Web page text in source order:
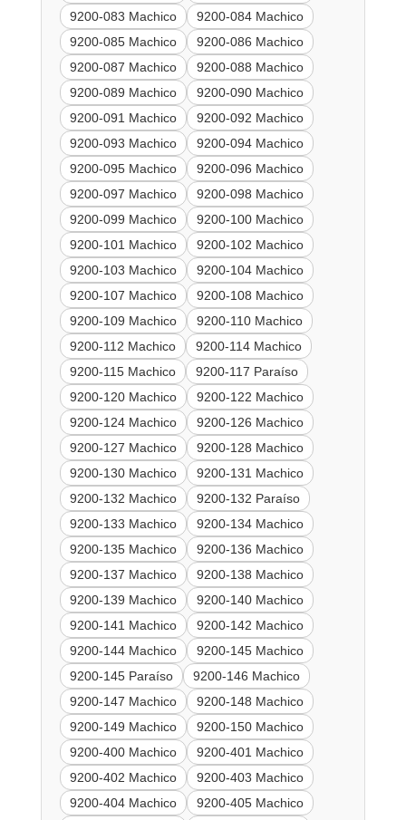
9200-083 Machico
9200-084 Machico
9200-085 Machico
9200-086 Machico
9200-087 Machico
9200-088 Machico
9200-089 Machico
9200-090 Machico
9200-091 Machico
9200-092 Machico
9200-093 Machico
9200-094 Machico
9200-095 Machico
9200-096 Machico
9200-097 Machico
9200-098 Machico
9200-099 Machico
9200-100 Machico
9200-101 Machico
9200-102 Machico
9200-103 Machico
9200-104 Machico
9200-107 Machico
9200-108 Machico
9200-109 Machico
9200-110 Machico
9200-112 Machico
9200-114 Machico
9200-115 Machico
9200-117 Paraíso
9200-120 Machico
9200-122 Machico
9200-124 Machico
9200-126 Machico
9200-127 Machico
9200-128 Machico
9200-130 Machico
9200-131 Machico
9200-132 Machico
9200-132 Paraíso
9200-133 Machico
9200-134 Machico
9200-135 Machico
9200-136 Machico
9200-137 Machico
9200-138 Machico
9200-139 Machico
9200-140 Machico
9200-141 Machico
9200-142 Machico
9200-144 Machico
9200-145 Machico
9200-145 Paraíso
9200-146 Machico
9200-147 Machico
9200-148 Machico
9200-149 Machico
9200-150 Machico
9200-400 Machico
9200-401 Machico
9200-402 Machico
9200-403 Machico
9200-404 Machico
9200-405 Machico